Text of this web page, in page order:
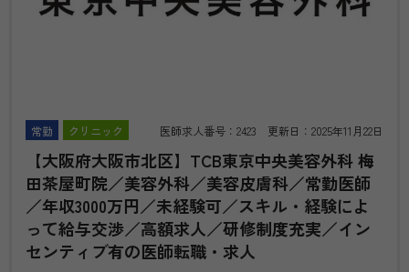
常勤 クリニック 医師求人番号：2423 更新日：2025年11月22日
【大阪府大阪市北区】TCB東京中央美容外科 梅
田茶屋町院／美容外科／美容皮膚科／常勤医師
／年収3000万円／未経験可／スキル・経験によ
って給与交渉／高額求人／研修制度充実／イン
センティブ有の医師転職・求人